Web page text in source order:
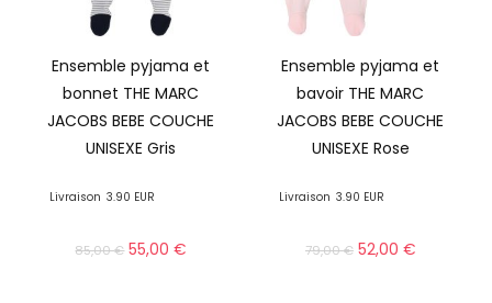
Ensemble pyjama et
bonnet THE MARC
JACOBS BEBE COUCHE
UNISEXE Gris
Livraison 3.90 EUR
85,00€ 55,00€
Ensemble pyjama et
bavoir THE MARC
JACOBS BEBE COUCHE
UNISEXE Rose
Livraison 3.90 EUR
79,00€ 52,00 €